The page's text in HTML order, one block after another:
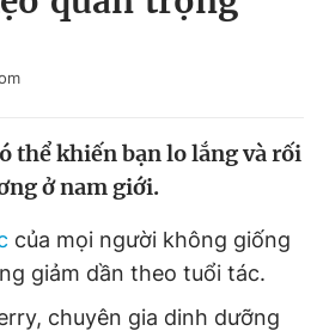
Tin 360
Magazine
thể khiến bạn lo lắng và rối
ở nam giới.
của mọi người không giống
giảm dần theo tuổi tác.
chuyên gia dinh dưỡng